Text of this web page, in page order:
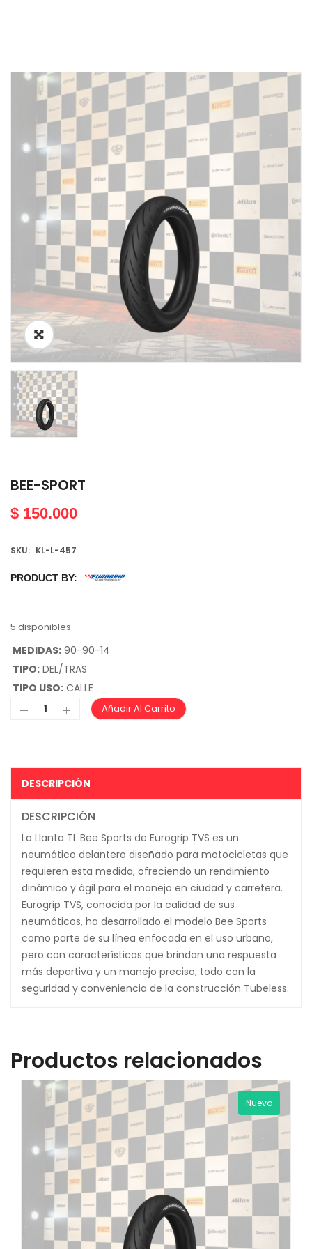
BEE-SPORT
$ 150.000
SKU: KL-L-457
PRODUCT BY:
5 disponibles
MEDIDAS: 90-90-14
TIPO: DEL/TRAS
TIPO USO: CALLE
Añadir Al Carrito
DESCRIPCIÓN
DESCRIPCIÓN
La Llanta TL Bee Sports de Eurogrip TVS es un
neumático delantero diseñado para motocicletas que
requieren esta medida, ofreciendo un rendimiento
dinámico y ágil para el manejo en ciudad y carretera.
Eurogrip TVS, conocida por la calidad de sus
neumáticos, ha desarrollado el modelo Bee Sports
como parte de su línea enfocada en el uso urbano,
pero con características que brindan una respuesta
más deportiva y un manejo preciso, todo con la
seguridad y conveniencia de la construcción Tubeless.
Productos relacionados
Nuevo